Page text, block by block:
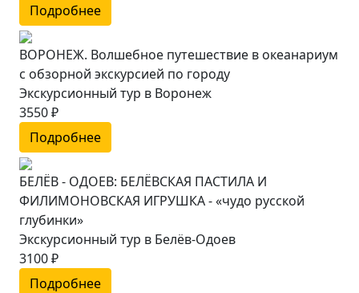
Подробнее
ВОРОНЕЖ. Волшебное путешествие в океанариум
с обзорной экскурсией по городу
Экскурсионный тур в Воронеж
3550 ₽
Подробнее
БЕЛЁВ - ОДОЕВ: БЕЛЁВСКАЯ ПАСТИЛА И
ФИЛИМОНОВСКАЯ ИГРУШКА - «чудо русской
глубинки»
Экскурсионный тур в Белёв-Одоев
3100 ₽
Подробнее